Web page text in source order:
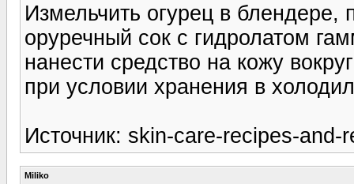
Измельчить огурец в
оруречный сок с гидролатом
нанести средство на кожу
при условии хранения в
Источник: skin-care-recipes-and-
Miliko